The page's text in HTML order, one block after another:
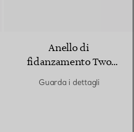
Anello di
fidanzamento Two
Bees Tiffany & Co.
Schlumberger in
Guarda i dettagli